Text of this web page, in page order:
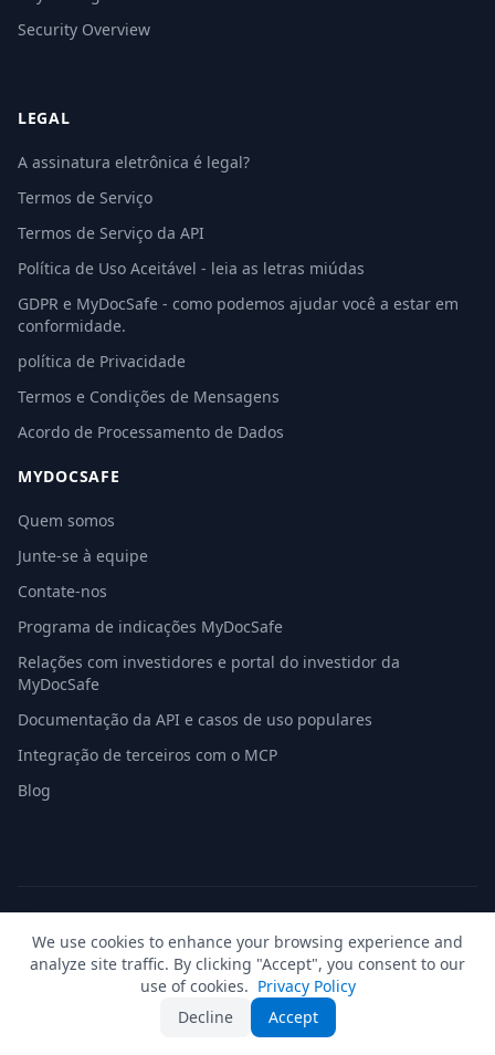
Security Overview
LEGAL
A assinatura eletrônica é legal?
Termos de Serviço
Termos de Serviço da API
Política de Uso Aceitável - leia as letras miúdas
GDPR e MyDocSafe - como podemos ajudar você a estar em
conformidade.
política de Privacidade
Termos e Condições de Mensagens
Acordo de Processamento de Dados
MYDOCSAFE
Quem somos
Junte-se à equipe
Contate-nos
Programa de indicações MyDocSafe
Relações com investidores e portal do investidor da
MyDocSafe
Documentação da API e casos de uso populares
Integração de terceiros com o MCP
Blog
© 2026 MyDocSafe. Todos os direitos reservados. |
Mapa do
site | build dev
🇬🇧 UK🇺🇸 US🇵🇱 PL🇺🇦 UA🇪🇸 ES 🇩🇪 DE🇫🇷 FR 🇳🇱 NL🇵🇹 PT🇮🇹 IT
We use cookies to enhance your browsing experience and
analyze site traffic. By clicking "Accept", you consent to our
use of cookies. Privacy Policy
Decline
Accept